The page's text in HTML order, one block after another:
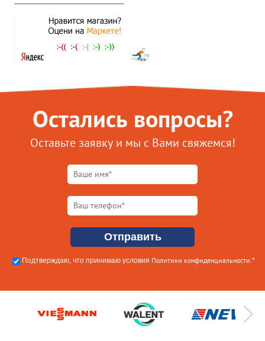
Остались вопросы?
Оставьте заявку и мы с Вами свяжемся!
Подтверждаю, что принимаю условия Политики конфиденциальности.*